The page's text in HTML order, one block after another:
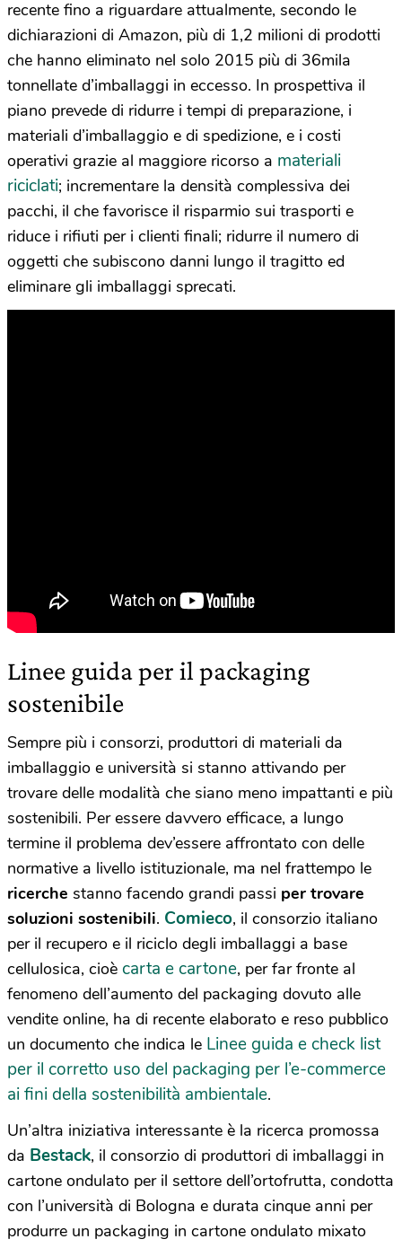
recente fino a riguardare attualmente, secondo le
dichiarazioni di Amazon, più di 1,2 milioni di prodotti
che hanno eliminato nel solo 2015 più di 36mila
tonnellate d’imballaggi in eccesso. In prospettiva il
piano prevede di ridurre i tempi di preparazione, i
materiali d’imballaggio e di spedizione, e i costi
operativi grazie al maggiore ricorso a materiali
riciclati; incrementare la densità complessiva dei
pacchi, il che favorisce il risparmio sui trasporti e
riduce i rifiuti per i clienti finali; ridurre il numero di
oggetti che subiscono danni lungo il tragitto ed
eliminare gli imballaggi sprecati.
Linee guida per il packaging
sostenibile
Sempre più i consorzi, produttori di materiali da
imballaggio e università si stanno attivando per
trovare delle modalità che siano meno impattanti e più
sostenibili. Per essere davvero efficace, a lungo
termine il problema dev’essere affrontato con delle
normative a livello istituzionale, ma nel frattempo le
ricerche stanno facendo grandi passi per trovare
soluzioni sostenibili. Comieco, il consorzio italiano
per il recupero e il riciclo degli imballaggi a base
cellulosica, cioè carta e cartone, per far fronte al
fenomeno dell’aumento del packaging dovuto alle
vendite online, ha di recente elaborato e reso pubblico
un documento che indica le Linee guida e check list
per il corretto uso del packaging per l’e-commerce
ai fini della sostenibilità ambientale.
Un’altra iniziativa interessante è la ricerca promossa
da Bestack, il consorzio di produttori di imballaggi in
cartone ondulato per il settore dell’ortofrutta, condotta
con l’università di Bologna e durata cinque anni per
produrre un packaging in cartone ondulato mixato